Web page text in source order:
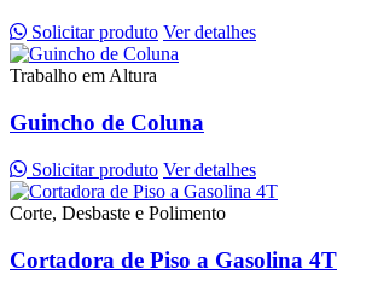
Solicitar produto Ver detalhes
Trabalho em Altura
Guincho de Coluna
Solicitar produto Ver detalhes
Corte, Desbaste e Polimento
Cortadora de Piso a Gasolina 4T